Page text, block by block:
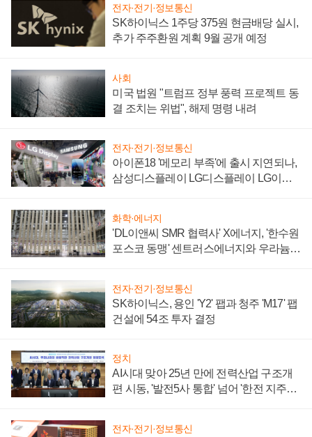
전자·전기·정보통신
SK하이닉스 1주당 375원 현금배당 실시,
추가 주주환원 계획 9월 공개 예정
사회
미국 법원 "트럼프 정부 풍력 프로젝트 동
결 조치는 위법", 해제 명령 내려
전자·전기·정보통신
아이폰18 '메모리 부족'에 출시 지연되나,
삼성디스플레이 LG디스플레이 LG이노
화학·에너지
'DL이앤씨 SMR 협력사' X에너지, '한수원
포스코 동맹' 센트러스에너지와 우라늄
전자·전기·정보통신
SK하이닉스, 용인 'Y2' 팹과 청주 'M17' 팹
건설에 54조 투자 결정
정치
AI시대 맞아 25년 만에 전력산업 구조개
편 시동, '발전5사 통합' 넘어 '한전 지주사'
전자·전기·정보통신